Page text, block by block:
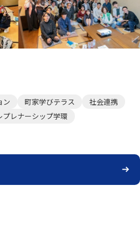
ン 町家学びテラス
社会連携
プレナーシップ学環